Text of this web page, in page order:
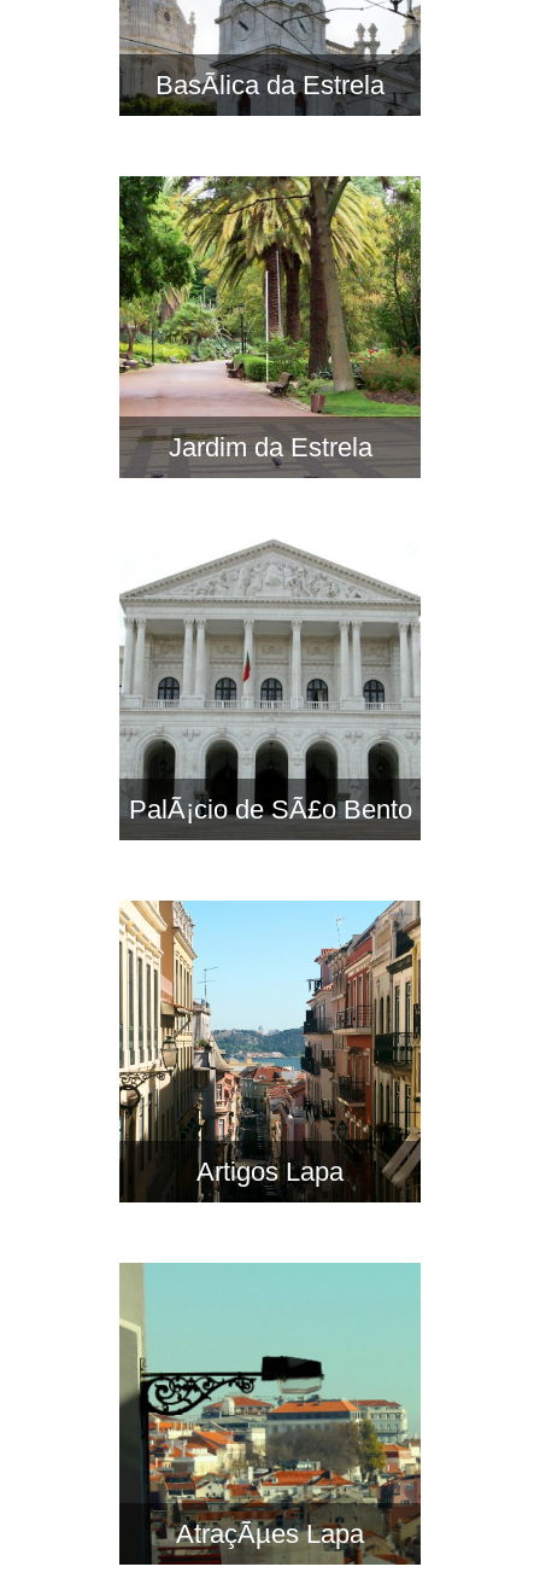
BasÃ­lica da Estrela
Jardim da Estrela
PalÃ¡cio de SÃ£o Bento
Artigos Lapa
AtraçÃµes Lapa